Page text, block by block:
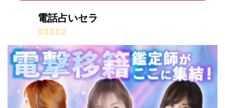
電話占いセラ